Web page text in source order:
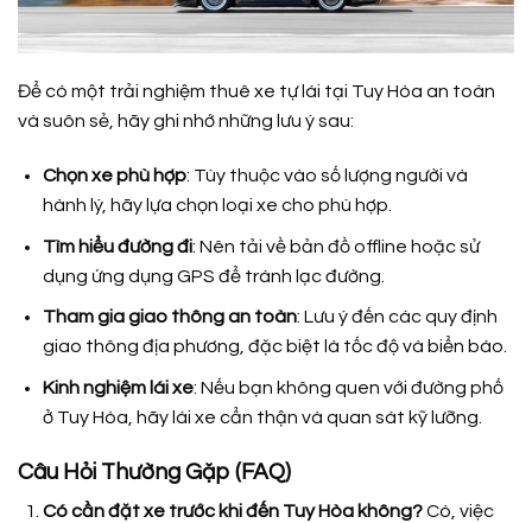
Để có một trải nghiệm thuê xe tự lái tại Tuy Hòa an toàn
và suôn sẻ, hãy ghi nhớ những lưu ý sau:
Chọn xe phù hợp: Tùy thuộc vào số lượng người và
hành lý, hãy lựa chọn loại xe cho phù hợp.
Tìm hiểu đường đi: Nên tải về bản đồ offline hoặc sử
dụng ứng dụng GPS để tránh lạc đường.
Tham gia giao thông an toàn: Lưu ý đến các quy định
giao thông địa phương, đặc biệt là tốc độ và biển báo.
Kinh nghiệm lái xe: Nếu bạn không quen với đường phố
ở Tuy Hòa, hãy lái xe cẩn thận và quan sát kỹ lưỡng.
Câu Hỏi Thường Gặp (FAQ)
Có cần đặt xe trước khi đến Tuy Hòa không?Có, việc